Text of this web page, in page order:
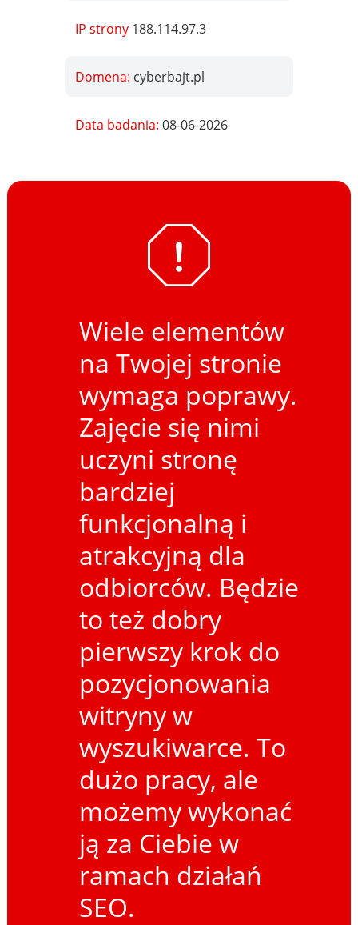
IP strony 188.114.97.3
Domena: cyberbajt.pl
Data badania:08-06-2026
Wiele elementów
na Twojej stronie
wymaga poprawy.
Zajęcie się nimi
uczyni stronę
bardziej
funkcjonalną i
atrakcyjną dla
odbiorców. Będzie
to też dobry
pierwszy krok do
pozycjonowania
witryny w
wyszukiwarce. To
dużo pracy, ale
możemy wykonać
ją za Ciebie w
ramach działań
SEO.